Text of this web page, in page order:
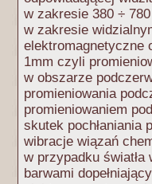
w zakresie 380 ÷
w zakresie
elektromagnetyczne
1mm czyli
w obszarze
promieniowania
promieniowaniem
skutek pochłaniania
wibracje wiązań
w przypadku
barwami